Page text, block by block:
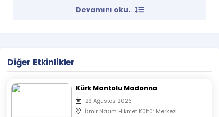
TOY İzmir Ege Perla
Biletler
Devamını oku..
Diğer Etkinlikler
Kürk Mantolu Madonna
29 Ağustos 2026
İzmir Nazım Hikmet Kültür Merkezi